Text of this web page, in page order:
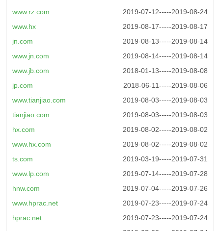
2019-07-12-----2019-08-24
www.rz.com
2019-08-17-----2019-08-17
www.hx
2019-08-13-----2019-08-14
jn.com
2019-08-14-----2019-08-14
www.jn.com
2018-01-13-----2019-08-08
www.jb.com
2018-06-11-----2019-08-06
jp.com
2019-08-03-----2019-08-03
www.tianjiao.com
2019-08-03-----2019-08-03
tianjiao.com
2019-08-02-----2019-08-02
hx.com
2019-08-02-----2019-08-02
www.hx.com
2019-03-19-----2019-07-31
ts.com
2019-07-14-----2019-07-28
www.lp.com
2019-07-04-----2019-07-26
hnw.com
2019-07-23-----2019-07-24
www.hprac.net
2019-07-23-----2019-07-24
hprac.net